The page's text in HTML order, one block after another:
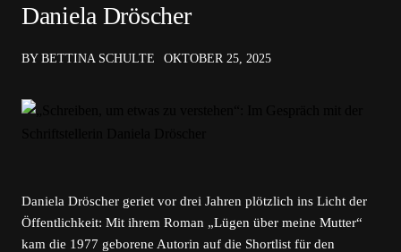
Daniela Dröscher
BY BETTINA SCHULTE OKTOBER 25, 2025
Daniela Dröscher geriet vor drei Jahren plötzlich ins Licht der
Öffentlichkeit: Mit ihrem Roman „Lügen über meine Mutter“
kam die 1977 geborene Autorin auf die Shortlist für den